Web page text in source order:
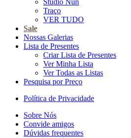
Studio Nun
Traço
VER TUDO
Sale
Nossas Galerias
Lista de Presentes
Criar Lista de Presentes
Ver Minha Lista
Ver Todas as Listas
Pesquisa por Preço
Política de Privacidade
Sobre Nós
Convide amigos
Dúvidas frequentes